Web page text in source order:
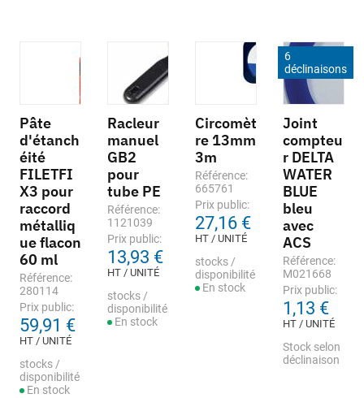
Pâte
d'étanch
éité
FILETFI
X3 pour
raccord
métalliq
ue flacon
60 ml
Référence:
280114
Prix public:
59,91 €
HT / UNITÉ
stocks /
disponibilité
En stock
Racleur
manuel
GB2
pour
tube PE
Référence:
1121039
Prix public:
13,93 €
HT / UNITÉ
stocks /
disponibilité
En stock
Circomèt
re 13mm
3m
Référence:
665761
Prix public:
27,16 €
HT / UNITÉ
stocks /
disponibilité
En stock
6
déclinaisons
Joint
compteu
r DELTA
WATER
BLUE
bleu
avec
ACS
Référence:
M021668
Prix public:
1,13 €
HT / UNITÉ
Stock selon
déclinaison